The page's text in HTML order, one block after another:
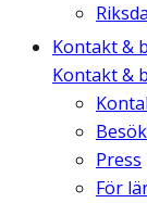
Kontakt &
Kontakt &
Press
För